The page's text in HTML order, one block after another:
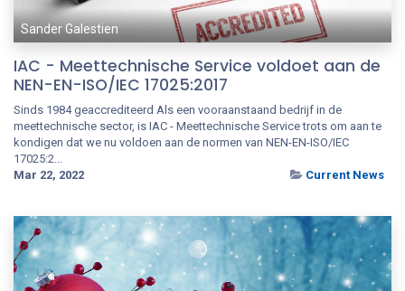
Sander Galestien
IAC - Meettechnische Service voldoet aan de
NEN-EN-ISO/IEC 17025:2017
Sinds 1984 geaccrediteerd Als een vooraanstaand bedrijf in de
meettechnische sector, is IAC - Meettechnische Service trots om aan te
kondigen dat we nu voldoen aan de normen van NEN-EN-ISO/IEC
17025:2...
Mar 22, 2022
Current News